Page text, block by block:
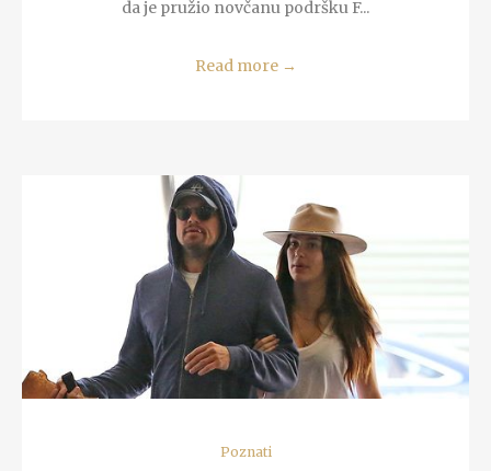
da je pružio novčanu podršku F...
Read more →
READ MORE
Poznati